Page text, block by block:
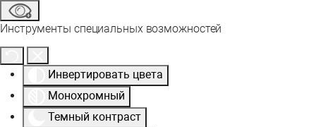
Инструменты специальных возможностей
Инвертировать цвета
Монохромный
Темный контраст